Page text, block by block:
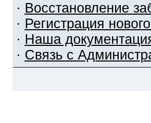
· Восстановление
· Регистрация
· Наша
· Связь с